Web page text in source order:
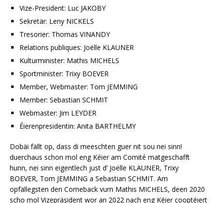
Vize-President: Luc JAKOBY
Sekretär: Leny NICKELS
Tresorier: Thomas VINANDY
Relations publiques: Joëlle KLAUNER
Kulturminister: Mathis MICHELS
Sportminister: Trixy BOEVER
Member, Webmaster: Tom JEMMING
Member: Sebastian SCHMIT
Webmaster: Jim LEYDER
Éierenpresidentin: Anita BARTHELMY
Dobäi fällt op, dass di meeschten guer nit sou nei sinn!
duerchaus schon mol eng Kéier am Comité matgeschafft
hunn, nei sinn eigentlech just d’ Joëlle KLAUNER, Trixy
BOEVER, Tom JEMMING a Sebastian SCHMIT. Am
opfällegsten den Comeback vum Mathis MICHELS, deen 2020
scho mol Vizepräsident wor an 2022 nach eng Kéier cooptéiert